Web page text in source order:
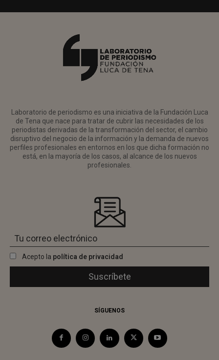
Laboratorio de periodismo es una iniciativa de la Fundación Luca
de Tena que nace para tratar de cubrir las necesidades de los
periodistas derivadas de la transformación del sector, el cambio
disruptivo del negocio de la información y la demanda de nuevos
perfiles profesionales en entornos en los que dicha formación no
está, en la mayoría de los casos, al alcance de los nuevos
profesionales.
Acepto la política de privacidad
SÍGUENOS